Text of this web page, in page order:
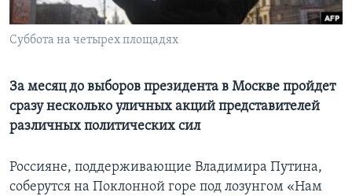
Learning English
Суббота на четырех площадях
За месяц до выборов президента в Москве пройдет
сразу несколько уличных акций представителей
различных политических сил
Россияне, поддерживающие Владимира Путина,
соберутся на Поклонной горе под лозунгом «Нам